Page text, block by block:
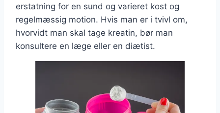
erstatning for en sund og varieret kost og
regelmæssig motion. Hvis man er i tvivl om,
hvorvidt man skal tage kreatin, bør man
konsultere en læge eller en diætist.